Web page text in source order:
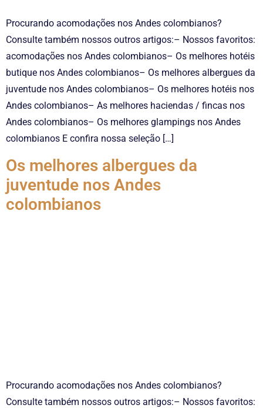
Procurando acomodações nos Andes colombianos?
Consulte também nossos outros artigos:– Nossos favoritos:
acomodações nos Andes colombianos– Os melhores hotéis
butique nos Andes colombianos– Os melhores albergues da
juventude nos Andes colombianos– Os melhores hotéis nos
Andes colombianos– As melhores haciendas / fincas nos
Andes colombianos– Os melhores glampings nos Andes
colombianos E confira nossa seleção […]
Os melhores albergues da
juventude nos Andes
colombianos
Procurando acomodações nos Andes colombianos?
Consulte também nossos outros artigos:– Nossos favoritos: